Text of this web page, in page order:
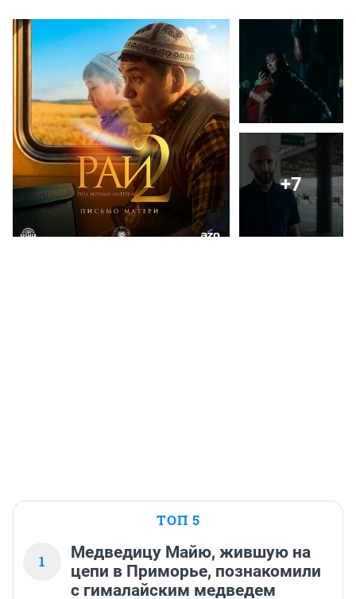
+7
ТОП 5
1
Медведицу Майю, жившую на
цепи в Приморье, познакомили
с гималайским медведем